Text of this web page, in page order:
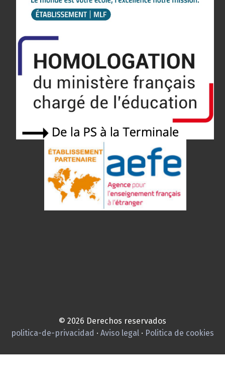
© 2026 Derechos reservados
politica-de-privacidad · Aviso legal · Politica de cookies